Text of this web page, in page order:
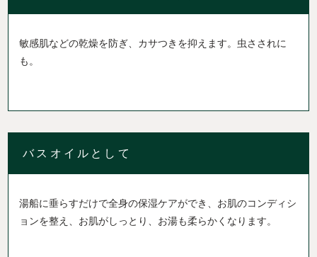
敏感肌などの乾燥を防ぎ、カサつきを抑えます。虫さされに
も。
バスオイルとして
湯船に垂らすだけで全身の保湿ケアができ、お肌のコンディシ
ョンを整え、お肌がしっとり、お湯も柔らかくなります。